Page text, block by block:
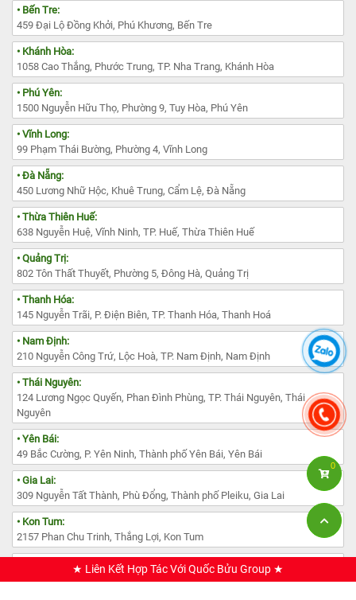
• Bến Tre:
459 Đại Lộ Đồng Khởi, Phú Khương, Bến Tre
• Khánh Hòa:
1058 Cao Thắng, Phước Trung, TP. Nha Trang, Khánh Hòa
• Phú Yên:
1500 Nguyễn Hữu Thọ, Phường 9, Tuy Hòa, Phú Yên
• Vĩnh Long:
99 Phạm Thái Bường, Phường 4, Vĩnh Long
• Đà Nẵng:
450 Lương Nhữ Hộc, Khuê Trung, Cẩm Lệ, Đà Nẵng
• Thừa Thiên Huế:
638 Nguyễn Huệ, Vĩnh Ninh, TP. Huế, Thừa Thiên Huế
• Quảng Trị:
802 Tôn Thất Thuyết, Phường 5, Đông Hà, Quảng Trị
• Thanh Hóa:
145 Nguyễn Trãi, P. Điện Biên, TP. Thanh Hóa, Thanh Hoá
• Nam Định:
210 Nguyễn Công Trứ, Lộc Hoà, TP. Nam Định, Nam Định
• Thái Nguyên:
124 Lương Ngọc Quyến, Phan Đình Phùng, TP. Thái Nguyên, Thái
Nguyên
• Yên Bái:
49 Bắc Cường, P. Yên Ninh, Thành phố Yên Bái, Yên Bái
• Gia Lai:
309 Nguyễn Tất Thành, Phù Đổng, Thành phố Pleiku, Gia Lai
• Kon Tum:
2157 Phan Chu Trinh, Thắng Lợi, Kon Tum
385 Đường Nguyễn Văn Cừ, Phường 1, TP. Đà Lạt, Lâm Đồng
0
★ Liên Kết Hợp Tác Với Quốc Bửu Group ★